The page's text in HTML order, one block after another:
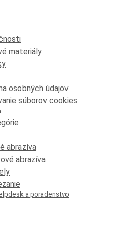
materiály
osobných údajov
súborov cookies
abrazíva
abrazíva
a poradenstvo